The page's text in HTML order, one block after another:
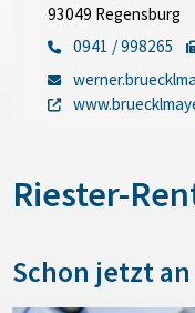
93049 Regensburg
0941 / 998265
Riester-
Schon jetzt